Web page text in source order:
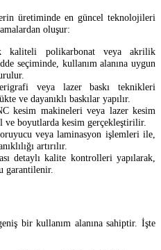
üretiminde en güncel teknolojileri
oluşur:
kaliteli polikarbonat veya akrilik
seçiminde, kullanım alanına uygun
veya lazer baskı teknikleri
ve dayanıklı baskılar yapılır.
kesim makineleri veya lazer kesim
boyutlarda kesim gerçekleştirilir.
veya laminasyon işlemleri ile,
artırılır.
detaylı kalite kontrolleri yapılarak,
garantilenir.
bir kullanım alanına sahiptir. İşte